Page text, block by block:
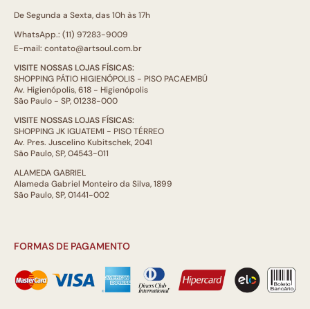
De Segunda a Sexta, das 10h às 17h
WhatsApp.: (11) 97283-9009
E-mail: contato@artsoul.com.br
VISITE NOSSAS LOJAS FÍSICAS:
SHOPPING PÁTIO HIGIENÓPOLIS - PISO PACAEMBÚ
Av. Higienópolis, 618 - Higienópolis
São Paulo - SP, 01238-000
VISITE NOSSAS LOJAS FÍSICAS:
SHOPPING JK IGUATEMI - PISO TÉRREO
Av. Pres. Juscelino Kubitschek, 2041
São Paulo, SP, 04543-011
ALAMEDA GABRIEL
Alameda Gabriel Monteiro da Silva, 1899
São Paulo, SP, 01441-002
FORMAS DE PAGAMENTO